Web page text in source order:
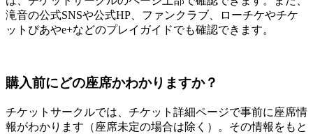
滝音の公式SNSや公式HP、ファンクラブ、ローチケやチケ
ットぴあやe+などのプレイガイドでも確認できます。
購入前にどの座席かわかりますか？
チケットサークルでは、チケット詳細ページで事前に座席情
報がわかります（座席未定の場合は除く）。その情報をもと